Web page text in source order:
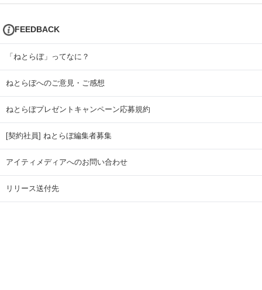
FEEDBACK
「ねとらぼ」ってなに？
ねとらぼへのご意見・ご感想
ねとらぼプレゼントキャンペーン応募規約
[契約社員] ねとらぼ編集者募集
アイティメディアへのお問い合わせ
リリース送付先